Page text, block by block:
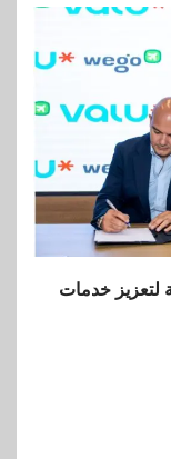
لتعزيز خدمات